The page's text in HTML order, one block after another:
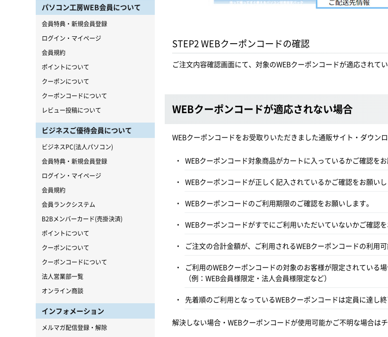
STEP2 WEBクーポンコードの確認
ご注文内容確認画面にて、対象のWEBクーポンコードが適応されて
WEBクーポンコードが適応されない場合
WEBクーポンコードをお受取りいただきました通販サイト・ダウン
WEBクーポンコード対象商品がカートに入っているかご確認をお
WEBクーポンコードが正しく記入されているかご確認をお願いし
WEBクーポンコードのご利用期限のご確認をお願いします。
WEBクーポンコードがすでにご利用いただいていないかご確認を
ご注文の合計金額が、ご利用されるWEBクーポンコードの利用
ご利用のWEBクーポンコードの対象のお客様が限定されている
（例：WEB会員様限定・法人会員様限定など）
先着順のご利用となっているWEBクーポンコードは定員に達し
解決しない場合・WEBクーポンコードが使用可能かご不明な場合は
パソコン工房WEB会員について
会員特典・新規会員登録
ログイン・マイページ
会員規約
ポイントについて
クーポンについて
クーポンコードについて
レビュー投稿について
ビジネスご優待会員について
ビジネスPC(法人パソコン)
会員特典・新規会員登録
ログイン・マイページ
会員規約
会員ランクシステム
B2Bメンバーカード(売掛決済)
ポイントについて
クーポンについて
クーポンコードについて
法人営業部一覧
オンライン商談
インフォメーション
メルマガ配信登録・解除